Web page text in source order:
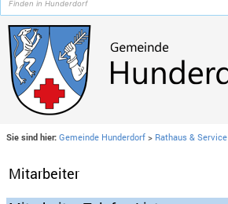
Sie sind hier: Gemeinde Hunderdorf > Rathaus & Service
Mitarbeiter